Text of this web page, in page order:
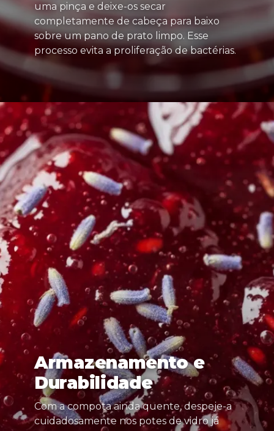
uma pinça e deixe-os secar
completamente de cabeça para baixo
sobre um pano de prato limpo. Esse
processo evita a proliferação de bactérias.
Armazenamento e
Durabilidade
Com a compota ainda quente, despeje-a
cuidadosamente nos potes de vidro já